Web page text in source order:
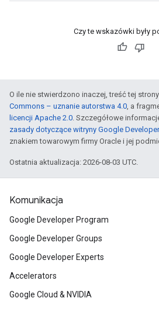
Czy te wskazówki były
O ile nie stwierdzono inaczej, treść tej
Commons – uznanie autorstwa 4.0, a
licencji Apache 2.0. Szczegółowe
zasady dotyczące witryny Google
znakiem towarowym firmy Oracle i jej
Ostatnia aktualizacja: 2026-08-03 UTC.
Komunikacja
Google Developer Program
Google Developer Groups
Google Developer Experts
Accelerators
Google Cloud & NVIDIA